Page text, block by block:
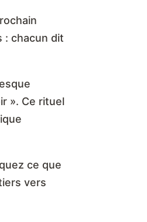
: chacun dit
». Ce rituel
ce que
vers